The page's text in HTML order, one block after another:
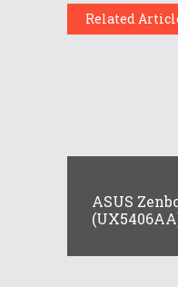
Related
ASUS